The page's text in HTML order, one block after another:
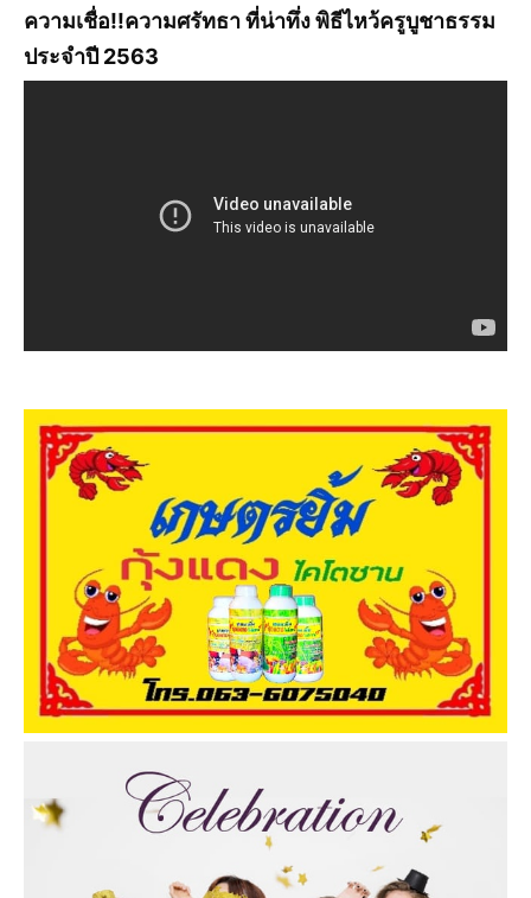
ความเชื่อ!!ความศรัทธา ที่น่าทึ่ง พิธีไหว้ครูบูชาธรรม
ประจำปี 2563